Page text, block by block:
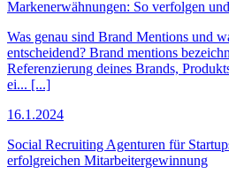
Markenerwähnungen: So verfolgen
Was genau sind Brand Mentions und
entscheidend? Brand mentions
Referenzierung deines Brands,
ei... [...]
16.1.2024
Social Recruiting Agenturen für
erfolgreichen Mitarbeitergewinnung